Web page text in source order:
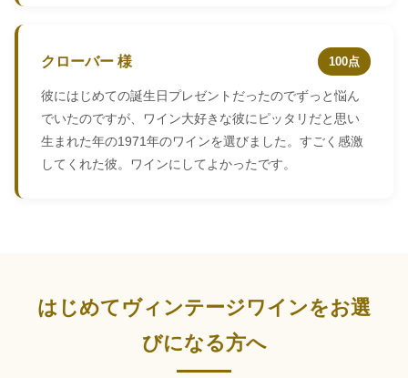
クローバー 様 100点
彼にはじめての誕生日プレゼントだったのでずっと悩ん
でいたのですが、ワイン大好きな彼にピッタリだと思い
生まれた年の1971年のワインを選びました。すごく感激
してくれた彼。ワインにしてよかったです。
はじめてヴィンテージワインをお選
びになる方へ